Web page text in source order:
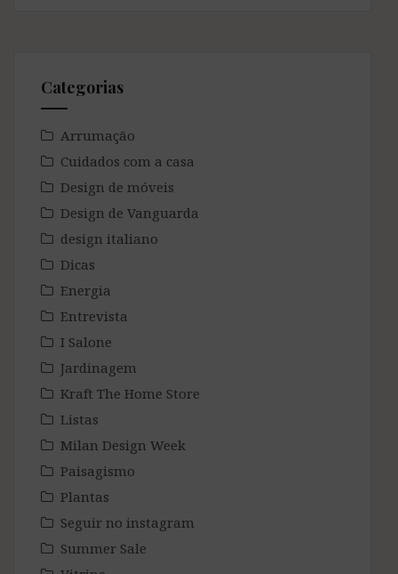
Categorias
Arrumação
Cuidados com a casa
Design de móveis
Design de Vanguarda
design italiano
Dicas
Energia
Entrevista
I Salone
Jardinagem
Kraft The Home Store
Listas
Milan Design Week
Paisagismo
Plantas
Seguir no instagram
Summer Sale